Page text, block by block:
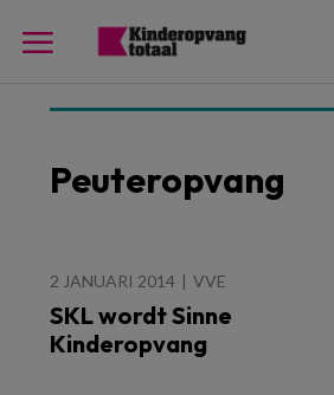
Peuteropvang
2 JANUARI 2014 VVE
SKL wordt Sinne
Kinderopvang